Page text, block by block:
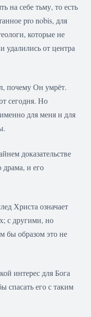
на себе тьму, то есть
pro nobis, для
которые не
удалились от центра
почему Он умрёт.
сегодня. Но
для меня и для
доказательстве
драма, и его
Христа означает
с другими, но
бы образом это не
интерес для Бога
спасать его с таким